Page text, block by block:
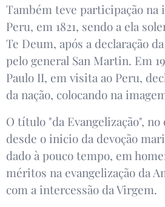
Também teve participação na
Peru, em 1821, sendo a ela
Te Deum, após a declaração
pelo general San Martin. Em
Paulo II, em visita ao Peru,
da nação, colocando na
O título "da Evangelização",
desde o inicio da devoção
dado à pouco tempo, em
méritos na evangelização da
com a intercessão da Virgem.